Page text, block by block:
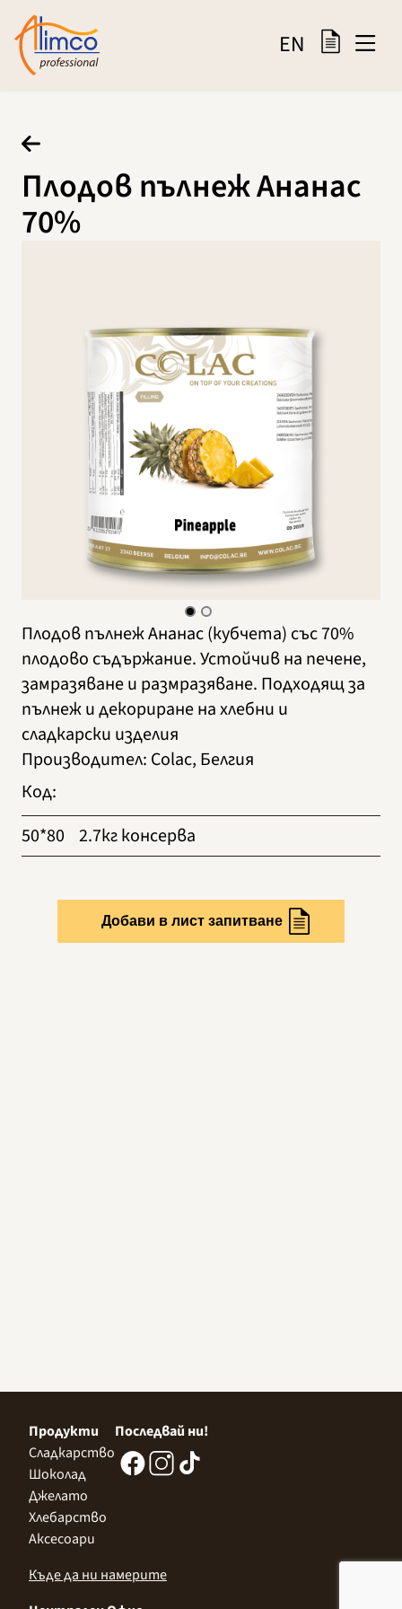
EN
Плодов пълнеж Ананас
70%
Плодов пълнеж Ананас (кубчета) със 70%
плодово съдържание. Устойчив на печене,
замразяване и размразяване. Подходящ за
пълнеж и декориране на хлебни и
сладкарски изделия
Производител: Colac, Белгия
Код:
50*80
2.7кг консерва
Добави в лист запитване
Продукти
Сладкарство
Шоколад
Джелато
Хлебарство
Аксесоари
Последвай ни!
Къде да ни намерите